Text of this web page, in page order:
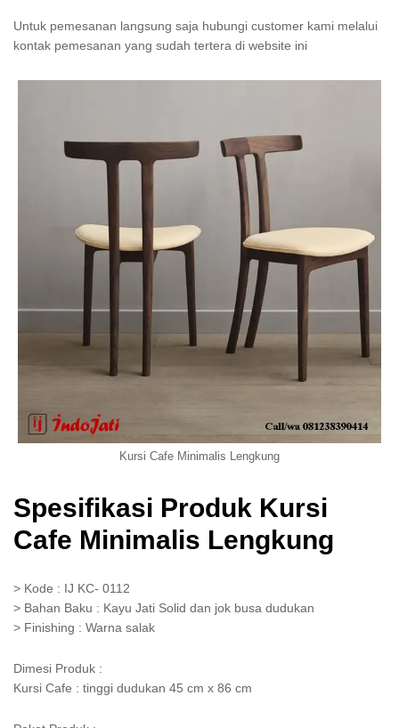
Untuk pemesanan langsung saja hubungi customer kami melalui
kontak pemesanan yang sudah tertera di website ini
Kursi Cafe Minimalis Lengkung
Spesifikasi Produk Kursi
Cafe Minimalis Lengkung
> Kode : IJ KC- 0112
> Bahan Baku : Kayu Jati Solid dan jok busa dudukan
> Finishing : Warna salak
Dimesi Produk :
Kursi Cafe : tinggi dudukan 45 cm x 86 cm